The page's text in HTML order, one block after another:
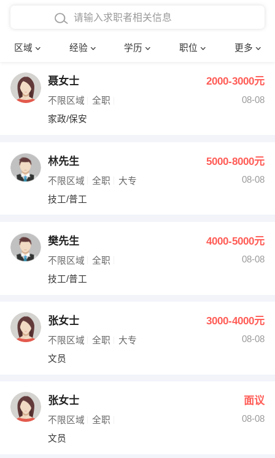
区域 经验 学历 职位 更多
在校学生工作经验
四年以上工作经验
五年以上工作经验
博士
文员 护士
财务会计
网络IT
收银员
水电/机修
编辑 法律
其他职位
确定
聂女士 2000-3000元
不限区域 全职
08-08
家政/保安
林先生 5000-8000元
不限区域 全职 大专
08-08
技工/普工
樊先生 4000-5000元
不限区域 全职
08-08
技工/普工
张女士 3000-4000元
不限区域 全职 大专
08-08
文员
张女士 面议
不限区域 全职
08-08
文员